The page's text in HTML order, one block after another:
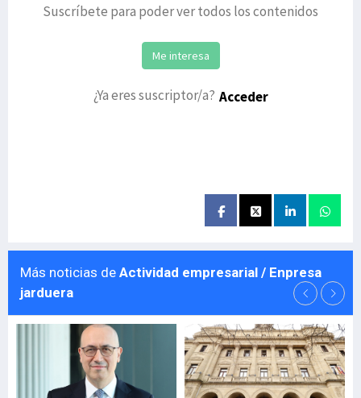
Suscríbete para poder ver todos los contenidos
Me interesa
¿Ya eres suscriptor/a? Acceder
Más noticias de Actividad empresarial / Enpresa
jarduera